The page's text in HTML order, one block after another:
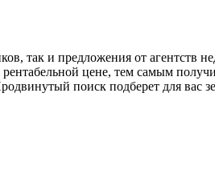
так и предложения от агентств
цене, тем самым
поиск подберет для вас